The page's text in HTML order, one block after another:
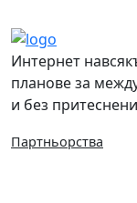
Интернет
планове за
и без
Партньорства